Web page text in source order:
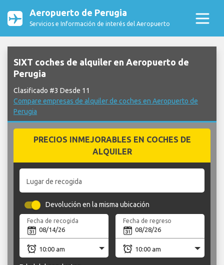
Aeropuerto de Perugia
Servicios e Información de interés del Aeropuerto
SIXT coches de alquiler en Aeropuerto de
Perugia
Clasificado #3 Desde 11
Compare empresas de alquiler de coches en Aeropuerto de
Perugia
PRECIOS INMEJORABLES EN COCHES DE
ALQUILER
Lugar de recogida
Devolución en la misma ubicación
Fecha de recogida Fecha de regreso